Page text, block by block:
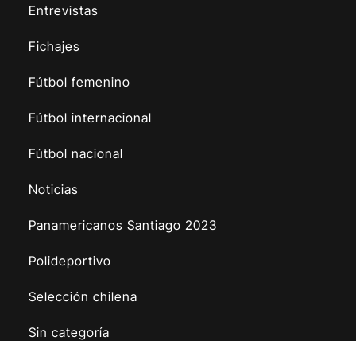
Entrevistas
Fichajes
Fútbol femenino
Fútbol internacional
Fútbol nacional
Noticias
Panamericanos Santiago 2023
Polideportivo
Selección chilena
Sin categoría